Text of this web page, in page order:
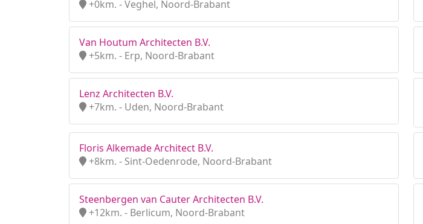
+0km. - Veghel, Noord-Brabant
Van Houtum Architecten B.V.
+5km. - Erp, Noord-Brabant
Lenz Architecten B.V.
+7km. - Uden, Noord-Brabant
Floris Alkemade Architect B.V.
+8km. - Sint-Oedenrode, Noord-Brabant
Steenbergen van Cauter Architecten B.V.
+12km. - Berlicum, Noord-Brabant